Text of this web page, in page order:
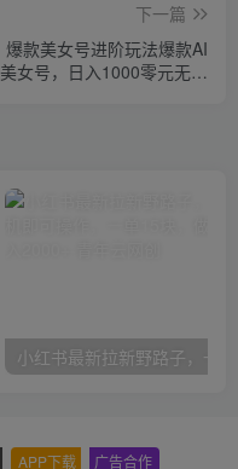
下一篇
爆款美女号进阶玩法爆款AI
美女号，日入1000零元无成
APP下载 广告合作